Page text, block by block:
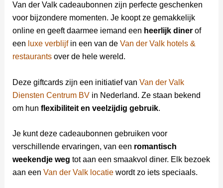
Van der Valk cadeaubonnen zijn perfecte geschenken
voor bijzondere momenten. Je koopt ze gemakkelijk
online en geeft daarmee iemand een heerlijk dinerof
een luxe verblijfin een van de Van der Valk hotels &
restaurantsover de hele wereld.
Deze giftcards zijn een initiatief van Van der Valk
Diensten Centrum BVin Nederland. Ze staan bekend
om hun flexibiliteit en veelzijdig gebruik.
Je kunt deze cadeaubonnen gebruiken voor
verschillende ervaringen, van een romantisch
weekendje weg tot aan een smaakvol diner. Elk bezoek
aan een Van der Valk locatiewordt zo iets speciaals.